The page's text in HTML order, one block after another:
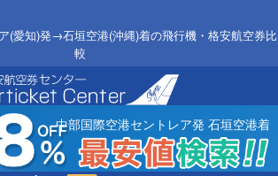
(愛知)発→石垣空港(沖縄)着の飛行機・格安航空券比
較
中部国際空港セントレア発 石垣空港着